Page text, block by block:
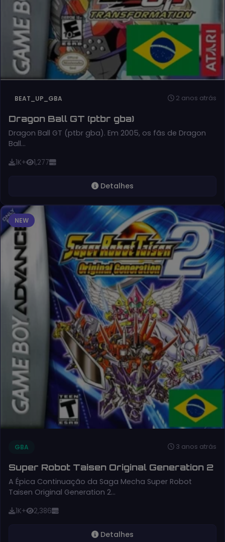
BEAT_UP_GBA 2 anos atrás
Dragon Ball GT (ptbr gba)
Dragon Ball GT (ptbr gba). Em 2005, os fãs de Dragon
Ball…
1K+ 1,277
Detalhes
NEW
GBA 3 anos atrás
Super Robot Taisen Original Generation 2
A Épica Continuação da Saga Mecha Super Robot
Taisen Original Generation 2…
1K+ 2,386
Detalhes